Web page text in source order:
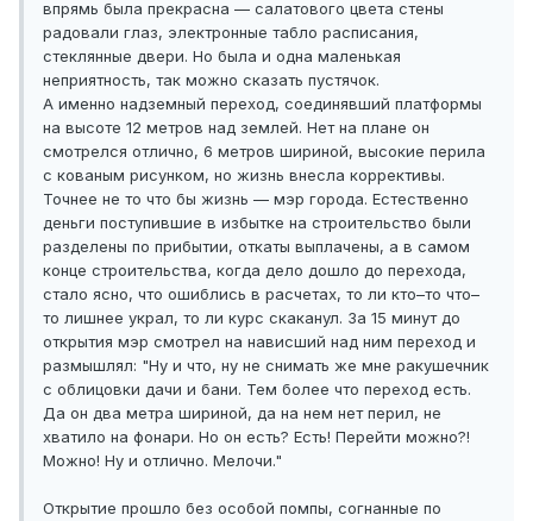
впрямь была прекрасна — салатового цвета стены
радовали глаз, электронные табло расписания,
стеклянные двери. Но была и одна маленькая
неприятность, так можно сказать пустячок.
А именно надземный переход, соединявший платформы
на высоте 12 метров над землей. Нет на плане он
смотрелся отлично, 6 метров шириной, высокие перила
с кованым рисунком, но жизнь внесла коррективы.
Точнее не то что бы жизнь — мэр города. Естественно
деньги поступившие в избытке на строительство были
разделены по прибытии, откаты выплачены, а в самом
конце строительства, когда дело дошло до перехода,
стало ясно, что ошиблись в расчетах, то ли кто–то что–
то лишнее украл, то ли курс скаканул. За 15 минут до
открытия мэр смотрел на нависший над ним переход и
размышлял: "Ну и что, ну не снимать же мне ракушечник
с облицовки дачи и бани. Тем более что переход есть.
Да он два метра шириной, да на нем нет перил, не
хватило на фонари. Но он есть? Есть! Перейти можно?!
Можно! Ну и отлично. Мелочи."
Открытие прошло без особой помпы, согнанные по